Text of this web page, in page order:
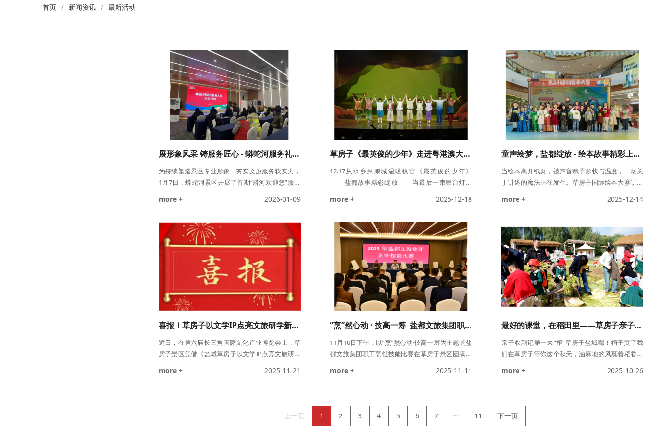
首页 新闻资讯 最新活动
展形象风采 铸服务匠心 - 蟒蛇河服务礼仪培训圆满收官
为持续塑造景区专业形象，夯实文旅服务软实力，
1月7日，蟒蛇河景区开展了首期“蟒河欢迎您”服务
完成，参训员工展现了积极的学习风貌。培训围绕
《蟒河欢迎您》服务形象体系，从微笑服务、仪容
仪表、仪态训练、基本接待礼仪、服务技巧和用语
等五个模块进行了系统授课。课程结合大量实际案
例与现场示范，既阐释了服务礼仪的理论内核，又
紧扣蟒蛇河服务场景的特点，助力员工准确把握对
more + 2026-01-09
草房子《最英俊的少年》走进粤港澳大湾区——深圳演出温暖收官！
12.17从水乡到鹏城温暖收官《最英俊的少年》
—— 盐都故事精彩绽放 ——当最后一束舞台灯光
晚，草房子剧目《最英俊的少年》在粤港澳大湾区
（深圳）青年戏剧月的舞台上，圆满落下了帷幕。
PART 01首登深圳舞台这是一部根植于盐都水乡的
作品，第一次走出家乡、亮相鹏城，也为湾区的观
众们，带去了一段关于童年、成长与自我接纳的温
暖故事。沉浸式演艺——全场共情演出
more + 2025-12-18
童声绘梦，盐都绽放 - 绘本故事精彩上演！
当绘本离开纸页，被声音赋予形状与温度，一场关
于讲述的魔法正在发生。草房子国际绘本大赛讲演
盛宴。随着主持人开场，活动正式开启。少儿组率
先登场，小选手轮番上阵，孩子们用稚嫩却充满力
量的嗓音，将绘本故事演绎得生动有趣，赢得了现
场观众的阵阵掌声。少年组的选手们展现出了更加
成熟的讲演技巧和更深度的故事理解，他们的表现
令人印象深刻。共创组压轴登场。父母与孩子共同
构建
more + 2025-12-14
喜报！草房子以文学IP点亮文旅研学新场景，入选长三角典型案例！
近日，在第六届长三角国际文化产业博览会上，草
房子景区凭借《盐城草房子以文学IP点亮文旅研学
例》，这一荣誉的获得，标志着草房子景区在文学
场景。景区以文学为核心，通过场景还原、互动体
more + 2025-11-21
“烹”然心动 · 技高一筹 盐都文旅集团职工烹饪技能比赛圆满落幕
11月10日下午，以“烹”然心动·技高一筹为主题的盐
都文旅集团职工烹饪技能比赛在草房子景区圆满落
学、以赛促练，提升集团职工烹饪服务技能，展现
廊道等单位推荐的一线大厨同台竞技PK，上演了一
more + 2025-11-11
最好的课堂，在稻田里——草房子亲子收割日
亲子收割记第一束“稻”草房子盐城嘿！稻子黄了我
们在草房子等你这个秋天，油麻地的风裹着稻香吹
启了一场充满稻香、染艺与文学气息的秋日研学之
的故事就藏在这片屋檐下坐在古朴的教室里学一首
more + 2025-10-26
上一页 1 2 3 4 5 6 7 ... 11 下一页